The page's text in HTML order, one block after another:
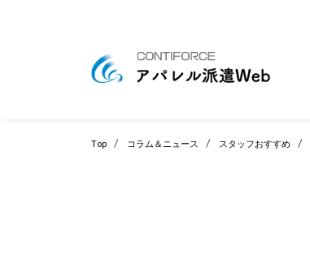
Top コラム＆ニュース スタッフおすすめ